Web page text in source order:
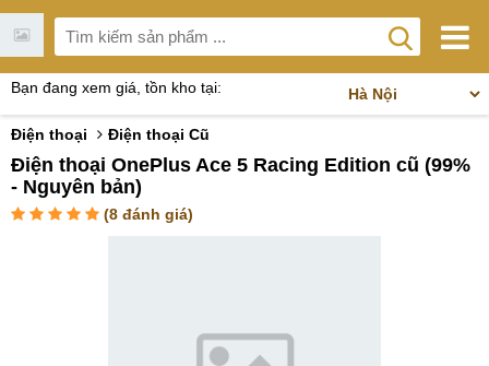
Bạn đang xem giá, tồn kho tại:
Điện thoại Điện thoại Cũ
Điện thoại OnePlus Ace 5 Racing Edition cũ (99%
- Nguyên bản)
(8 đánh giá)